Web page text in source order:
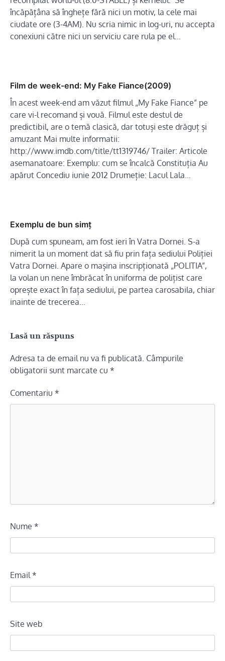
încăpățâna să înghețe fără nici un motiv, la cele mai
ciudate ore (3-4AM). Nu scria nimic in log-uri, nu accepta
conexiuni către nici un serviciu care rula pe el…
Film de week-end: My Fake Fiance(2009)
În acest week-end am văzut filmul „My Fake Fiance” pe
care vi-l recomand și vouă. Filmul este destul de
predictibil, are o temă clasică, dar totuși este drăguț și
amuzant Mai multe informatii:
http://www.imdb.com/title/tt1319746/ Trailer: Articole
asemanatoare: Exemplu: cum se încalcă Constituția Au
apărut Concediu iunie 2012 Drumeție: Lacul Lala…
Exemplu de bun simț
După cum spuneam, am fost ieri în Vatra Dornei. S-a
nimerit la un moment dat să fiu prin fața sediului Poliției
Vatra Dornei. Apare o mașina inscripționată „POLITIA”,
la volan un nene îmbrăcat în uniforma de polițist care
oprește exact în fața sediului, pe partea carosabila, chiar
inainte de trecerea…
Lasă un răspuns
Adresa ta de email nu va fi publicată. Câmpurile
obligatorii sunt marcate cu *
Comentariu *
Nume *
Email *
Site web